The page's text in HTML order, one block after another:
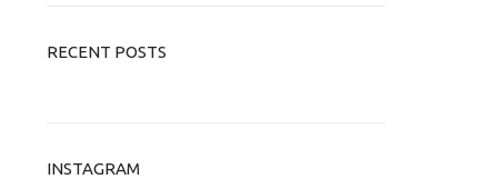
RECENT POSTS
INSTAGRAM